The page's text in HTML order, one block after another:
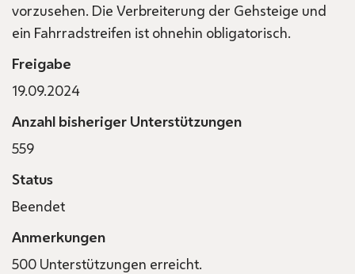
vorzusehen. Die Verbreiterung der Gehsteige und
ein Fahrradstreifen ist ohnehin obligatorisch.
Freigabe
19.09.2024
Anzahl bisheriger Unterstützungen
559
Status
Beendet
Anmerkungen
500 Unterstützungen erreicht.